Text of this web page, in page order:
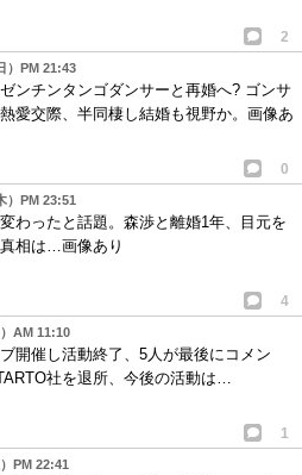
2
）PM 21:43
ンチンタンゴダンサーと再婚へ? ゴンサ
愛交際、半同棲し結婚も視野か。画像あ
0
）PM 23:51
わったと話題。森渉と離婚1年、目元を
相は…画像あり
4
AM 11:10
開催し活動終了、5人が最後にコメン
社を退所、今後の活動は…
1
PM 22:41